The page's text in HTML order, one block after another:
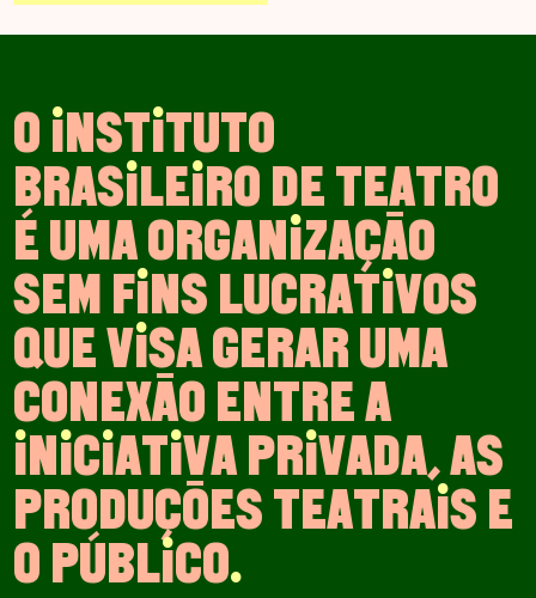
OINSTITUTO
BRASILEIRODETEATRO
ÉUMAORGANIZAÇÃO
SEMFINSLUCRATIVOS
QUEVISAGERARUMA
CONEXÃOENTREA
INICIATIVAPRIVADA,AS
PRODUÇÕESTEATRAISE
OPÚBLICO.